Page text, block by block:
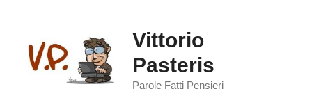
contenuto
Vittorio
Pasteris
Parole Fatti Pensieri